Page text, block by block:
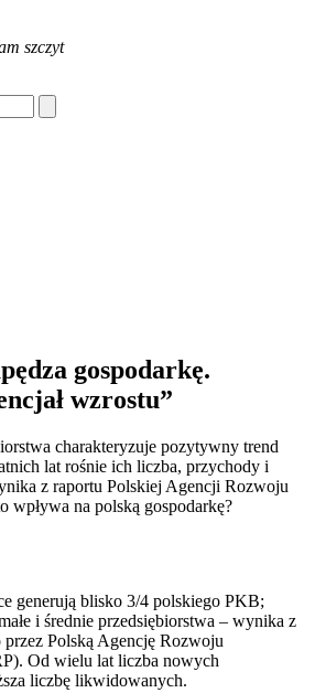
szczyt
gospodarkę.
wzrostu”
charakteryzuje pozytywny trend
lat rośnie ich liczba, przychody i
z raportu Polskiej Agencji Rozwoju
wpływa na polską gospodarkę?
generują blisko 3/4 polskiego PKB;
i średnie przedsiębiorstwa – wynika z
Polską Agencję Rozwoju
Od wielu lat liczba nowych
liczbę likwidowanych.